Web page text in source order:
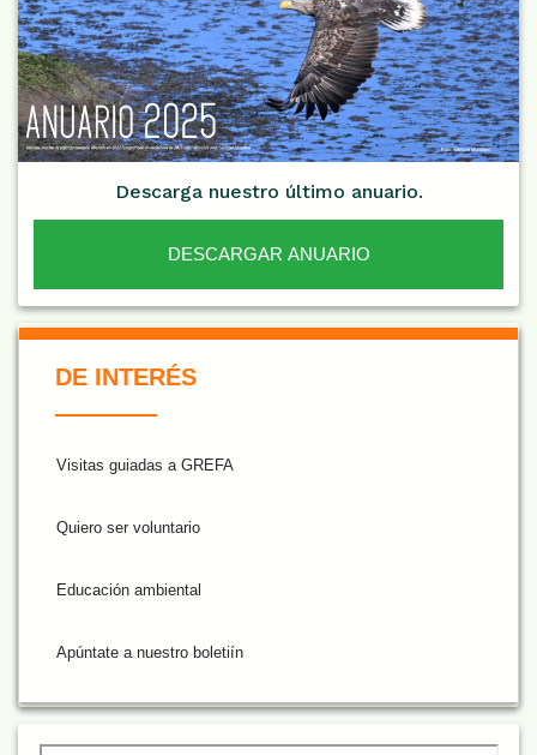
Descarga nuestro último anuario.
DESCARGAR ANUARIO
De Interés NARANJA
DE INTERÉS
Visitas guiadas a GREFA
Quiero ser voluntario
Educación ambiental
Apúntate a nuestro boletiín